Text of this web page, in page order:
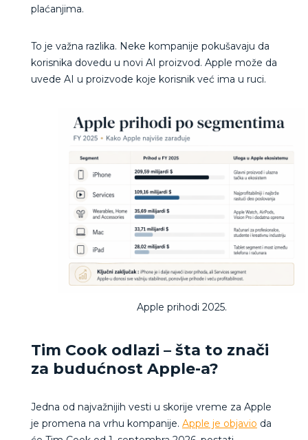
plaćanjima.
To je važna razlika. Neke kompanije pokušavaju da
korisnika dovedu u novi AI proizvod. Apple može da
uvede AI u proizvode koje korisnik već ima u ruci.
Apple prihodi 2025.
Tim Cook odlazi – šta to znači
za budućnost Apple-a?
Jedna od najvažnijih vesti u skorije vreme za Apple
je promena na vrhu kompanije. Apple je objavio da